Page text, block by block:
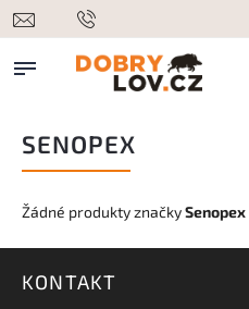
SENOPEX
Žádné produkty značkySenopex
KONTAKT